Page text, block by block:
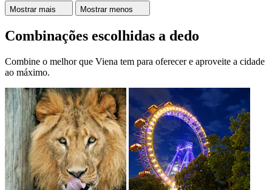
Mostrar mais Mostrar menos
Combinações escolhidas a dedo
Combine o melhor que Viena tem para oferecer e aproveite a cidade
ao máximo.